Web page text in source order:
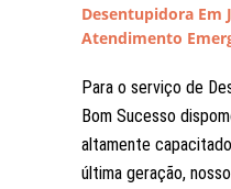
Desentupidora Em
Atendimento
Para o serviço de
Bom Sucesso
altamente
última geração,